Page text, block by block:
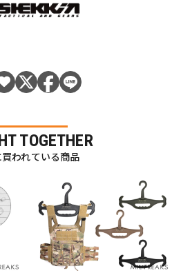
TOGETHER
われている商品